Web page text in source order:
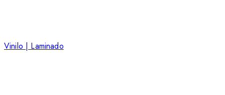
Vinilo | Laminado